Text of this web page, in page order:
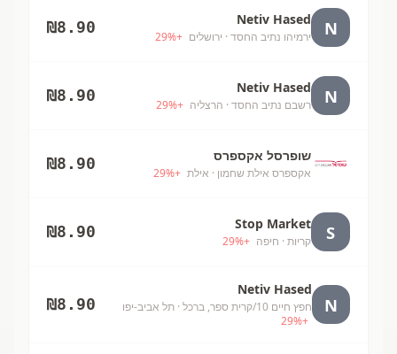
N
Netiv Hased
ירמיהו נתיב החסד · ירושלים +
29%
₪8.90
N
Netiv Hased
רשבם נתיב החסד · הרצליה +
29%
₪8.90
שופרסל אקספרס
אקספרס אילת שחמון · אילת +
29%
₪8.90
S
Stop Market
קריות · חיפה +
29%
₪8.90
N
Netiv Hased
חפץ חיים 10/קרית ספר, ברכל
· תל אביב-יפו
+
29%
₪8.90